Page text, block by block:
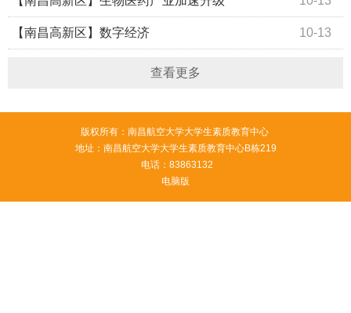
10-13
【南昌高新区】数字经济
查看更多
版权所有：南昌航空大学大学生素质教育中心
地址：南昌航空大学大学生素质教育中心B栋219
电话：83863132
电脑版